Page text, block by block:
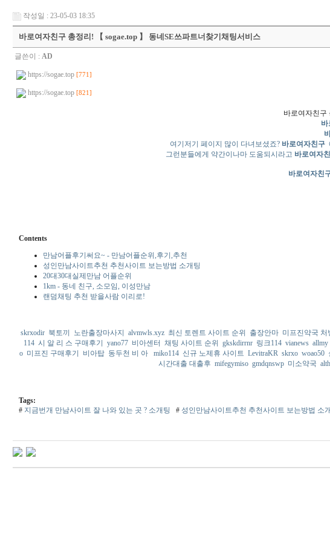
작성일 : 23-05-03 18:35
바­로­여­자­친­구 총정리! 【 sogae.top 】 동네SE쓰파트너찾기채팅서비스
글쓴이 : AD
https://sogae.top [771]
https://sogae.top [821]
바­로­여­자­친­구
바­
여기저기 페이지 많이 다녀보셨죠? 바­로­여­자­친­구
그런분들에게 약간이나마 도움되시라고 바­로­여­자­
바­로­여­자­친­
Contents
만남어플후기써요~ - 만남어플순위,후기,추천
성인만남사이트추천 추천사이트 보는방법 소개팅
20대30대실제만남 어플순위
1km - 동네 친구, 소모임, 이성만남
랜덤채팅 추천 받을사람 이리로!
skrxodir 북토끼 노란출장마사지 alvmwls.xyz 최신 토렌트 사이트 순위 출장안마 미프진약국 처
114 시 알 리 스 구매후기 yano77 비아센터 채팅 사이트 순위 gkskdirrnr 링크114 vianews allmy
o 미프진 구매후기 비아탑 동두천 비 아 miko114 신규 노제휴 사이트 LevitraKR skrxo woao50
시간대출 대출후 mifegymiso gmdqnswp 미소약국
Tags:
#지금번개 만남사이트 잘 나와 있는 곳 ? 소개팅 #성인만남사이트추천 추천사이트 보는방법 소